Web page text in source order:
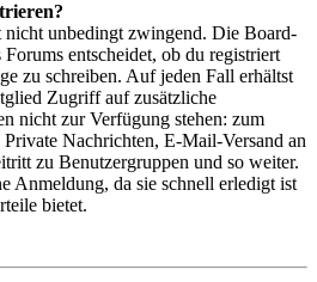
nicht unbedingt zwingend. Die Board-
entscheidet, ob du registriert
zu schreiben. Auf jeden Fall erhältst
Zugriff auf zusätzliche
nicht zur Verfügung stehen: zum
Nachrichten, E-Mail-Versand an
zu Benutzergruppen und so weiter.
Anmeldung, da sie schnell erledigt ist
bietet.